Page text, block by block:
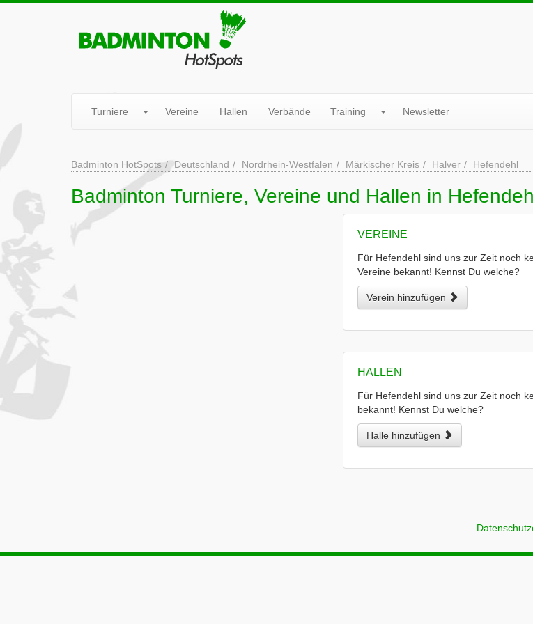
Turniere Vereine Hallen Verbände Training Newsletter
Badminton HotSpots Deutschland Nordrhein-Westfalen Märkischer Kreis Halver Hefendehl
Badminton Turniere, Vereine und Hallen in
VEREINE
Für Hefendehl sind uns zur Zeit noch
Vereine bekannt! Kennst Du welche?
Verein hinzufügen
HALLEN
Für Hefendehl sind uns zur Zeit noch
bekannt! Kennst Du welche?
Halle hinzufügen